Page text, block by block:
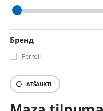
78.56
Бренд
Ferroli
ATŠAUKTI